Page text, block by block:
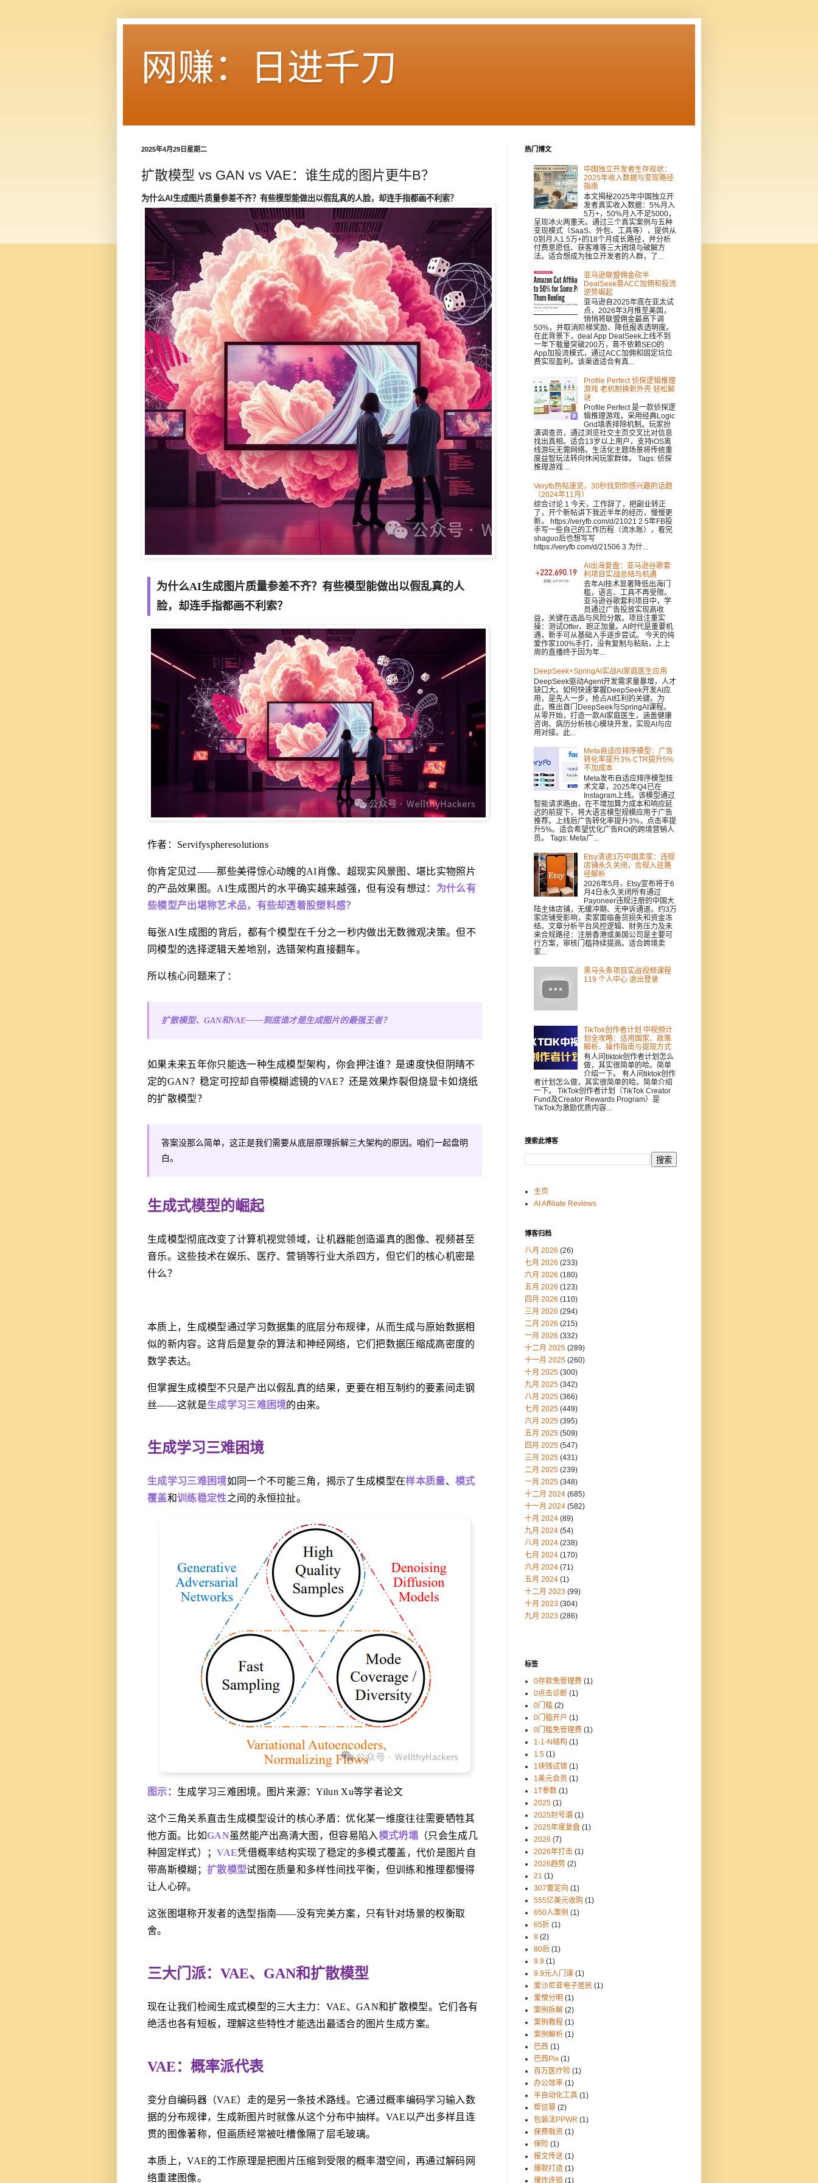
网赚：日进千刀
2025年4月29日星期二
扩散模型 vs GAN vs VAE：谁生成的图片更牛B？
为什么AI生成图片质量参差不齐？有些模型能做出以假乱真的人脸，却连手指都画不利索？
为什么AI生成图片质量参差不齐？有些模型能做出以假乱真的人
脸，却连手指都画不利索？
作者：Servifyspheresolutions
你肯定见过——那些美得惊心动魄的AI肖像、超现实风景图、堪比实物照片
的产品效果图。AI生成图片的水平确实越来越强，但有没有想过： 为什么有
些模型产出堪称艺术品，有些却透着股塑料感？
每张AI生成图的背后，都有个模型在千分之一秒内做出无数微观决策。但不
同模型的选择逻辑天差地别，选错架构直接翻车。
所以核心问题来了：
扩散模型、GAN和VAE——到底谁才是生成图片的最强王者？
如果未来五年你只能选一种生成模型架构，你会押注谁？是速度快但阴晴不
定的GAN？稳定可控却自带模糊滤镜的VAE？还是效果炸裂但烧显卡如烧纸
的扩散模型？
答案没那么简单，这正是我们需要从底层原理拆解三大架构的原因。咱们一起盘明
白。
生成式模型的崛起
生成模型彻底改变了计算机视觉领域，让机器能创造逼真的图像、视频甚至
音乐。这些技术在娱乐、医疗、营销等行业大杀四方，但它们的核心机密是
什么？
本质上，生成模型通过学习数据集的底层分布规律，从而生成与原始数据相
似的新内容。这背后是复杂的算法和神经网络，它们把数据压缩成高密度的
数学表达。
但掌握生成模型不只是产出以假乱真的结果，更要在相互制约的要素间走钢
丝——这就是生成学习三难困境的由来。
生成学习三难困境
生成学习三难困境如同一个不可能三角，揭示了生成模型在样本质量、 模式
覆盖和训练稳定性之间的永恒拉扯。
图示 ：生成学习三难困境。图片来源：Yilun Xu等学者论文
这个三角关系直击生成模型设计的核心矛盾：优化某一维度往往需要牺牲其
他方面。比如GAN虽然能产出高清大图，但容易陷入模式坍塌（只会生成几
种固定样式）；VAE凭借概率结构实现了稳定的多模式覆盖，代价是图片自
带高斯模糊； 扩散模型试图在质量和多样性间找平衡，但训练和推理都慢得
让人心碎。
这张图堪称开发者的选型指南——没有完美方案，只有针对场景的权衡取
舍。
三大门派：VAE、GAN和扩散模型
现在让我们检阅生成式模型的三大主力：VAE、GAN和扩散模型。它们各有
绝活也各有短板，理解这些特性才能选出最适合的图片生成方案。
VAE：概率派代表
变分自编码器（VAE）走的是另一条技术路线。它通过概率编码学习输入数
据的分布规律，生成新图片时就像从这个分布中抽样。VAE以产出多样且连
贯的图像著称，但画质经常被吐槽像隔了层毛玻璃。
本质上，VAE的工作原理是把图片压缩到受限的概率潜空间，再通过解码网
络重建图像。
热门博文
中国独立开发者生存现状：
2025年收入数据与变现路径
指南
本文揭秘2025年中国独立开
发者真实收入数据：5%月入
5万+，50%月入不足5000，
呈现冰火两重天。通过三个真实案例与五种
变现模式（SaaS、外包、工具等），提供从
0到月入1.5万+的18个月成长路径，并分析
付费意愿低、获客难等三大困境与破解方
法。适合想成为独立开发者的人群，了...
亚马逊联盟佣金砍半
DealSeek靠ACC加佣和投流
逆势崛起
亚马逊自2025年底在亚太试
点，2026年3月推至美国，
悄悄将联盟佣金最高下调
50%，并取消阶梯奖励、降低报表透明度。
在此背景下，deal App DealSeek上线不到
一年下载量突破200万，靠不依赖SEO的
App加投流模式，通过ACC加佣和固定坑位
费实现盈利。该渠道适合有真...
Profile Perfect 侦探逻辑推理
游戏 老机制换新外壳 轻松解
谜
Profile Perfect 是一款侦探逻
辑推理游戏，采用经典Logic
Grid填表排除机制。玩家扮
演调查员，通过浏览社交主页交叉比对信息
找出真相。适合13岁以上用户，支持iOS离
线游玩无需网络。生活化主题场景将传统重
度益智玩法转向休闲玩家群体。 Tags: 侦探
推理游戏 ...
Veryfb热帖速览，30秒找到你感兴趣的话题
（2024年11月）
综合讨论 1 今天，工作辞了，把副业转正
了，开个新帖讲下我近半年的经历，慢慢更
新。 https://veryfb.com/d/21021 2 5年FB投
手写一些自己的工作历程（流水账），看完
shaguo后也想写写
https://veryfb.com/d/21506 3 为什...
AI出海复盘：亚马逊谷歌套
利项目实战总结与机遇
去年AI技术显著降低出海门
槛，语言、工具不再受限。
亚马逊谷歌套利项目中，学
员通过广告投放实现高收
益，关键在选品与风险分散。项目注重实
操：测试Offer、跑正加量。AI时代是重要机
遇，新手可从基础入手逐步尝试。 今天的纯
爱作家100%手打，没有复制与粘贴，上上
周的直播终于因为年...
DeepSeek+SpringAI实战AI家庭医生应用
DeepSeek驱动Agent开发需求量暴增，人才
缺口大。如何快速掌握DeepSeek开发AI应
用，是先人一步，抢占AI红利的关键。为
此，推出首门DeepSeek与SpringAI课程。
从零开始，打造一款AI家庭医生，涵盖健康
咨询、病历分析核心模块开发，实现AI与应
用对接。此...
Meta自适应排序模型：广告
转化率提升3% CTR提升5%
不加成本
Meta发布自适应排序模型技
术文章，2025年Q4已在
Instagram上线。该模型通过
智能请求路由，在不增加算力成本和响应延
迟的前提下，将大语言模型规模应用于广告
推荐。上线后广告转化率提升3%，点击率提
升5%。适合希望优化广告ROI的跨境营销人
员。 Tags: Meta广...
Etsy清退3万中国卖家：违规
店铺永久关闭，合规入驻路
径解析
2026年5月，Etsy宣布将于6
月4日永久关闭所有通过
Payoneer违规注册的中国大
陆主体店铺，无缓冲期、无申诉通道。约3万
家店铺受影响，卖家面临备货损失和资金冻
结。文章分析平台风控逻辑、财务压力及未
来合规路径：注册香港或美国公司是主要可
行方案，审核门槛持续提高。适合跨境卖
家...
黑马头条项目实战视频课程
119 个人中心 退出登录
TikTok创作者计划 中视频计
划全攻略：适用国家、政策
解析、操作指南与提现方式
有人问tiktok创作者计划怎么
做，其实很简单的哈。简单
介绍一下。 有人问tiktok创作
者计划怎么做，其实很简单的哈。简单介绍
一下。 TikTok创作者计划（TikTok Creator
Fund及Creator Rewards Program）是
TikTok为激励优质内容...
搜索此博客
主页
AI Affiliate Reviews
博客归档
八月 2026 (26)
七月 2026 (233)
六月 2026 (180)
五月 2026 (123)
四月 2026 (110)
三月 2026 (294)
二月 2026 (215)
一月 2026 (332)
十二月 2025 (289)
十一月 2025 (260)
十月 2025 (300)
九月 2025 (342)
八月 2025 (366)
七月 2025 (449)
六月 2025 (395)
五月 2025 (509)
四月 2025 (547)
三月 2025 (431)
二月 2025 (239)
一月 2025 (348)
十二月 2024 (685)
十一月 2024 (582)
十月 2024 (89)
九月 2024 (54)
八月 2024 (238)
七月 2024 (170)
六月 2024 (71)
五月 2024 (1)
十二月 2023 (99)
十月 2023 (304)
九月 2023 (286)
标签
0存款免管理费 (1)
0点击诊断 (1)
0门槛 (2)
0门槛开户 (1)
0门槛免管理费 (1)
1-1-N结构 (1)
1.5 (1)
1块钱试错 (1)
1美元会员 (1)
1T参数 (1)
2025 (1)
2025封号潮 (1)
2025年度复盘 (1)
2026 (7)
2026年打击 (1)
2026趋势 (2)
21 (1)
307重定向 (1)
555亿美元收购 (1)
650人案例 (1)
65折 (1)
8 (2)
80后 (1)
9.9 (1)
9.9元入门课 (1)
爱沙尼亚电子居民 (1)
爱憎分明 (1)
案例拆解 (2)
案例教程 (1)
案例解析 (1)
巴西 (1)
巴西Pix (1)
百万医疗险 (1)
办公效率 (1)
半自动化工具 (1)
帮信罪 (2)
包装法PPWR (1)
保费融资 (1)
保险 (1)
报文传送 (1)
爆款打造 (1)
爆炸连锁 (1)